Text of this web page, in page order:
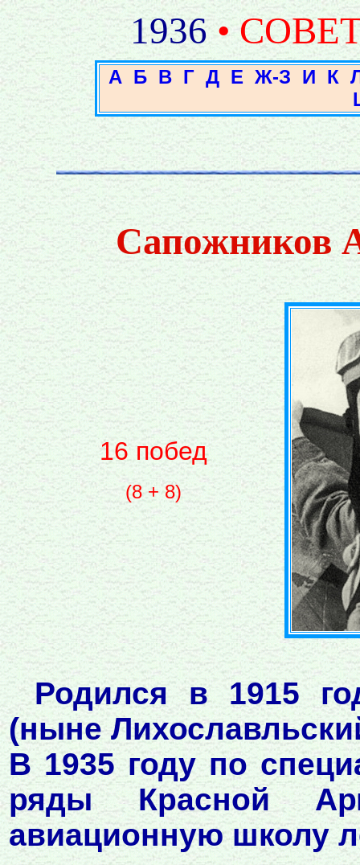
1936 •
А Б В Г Д Е Ж-З И К
Сапожников
16 побед
(8 + 8)
Родился в 1915
(ныне
В 1935 году по
ряды Красной
авиационную школу